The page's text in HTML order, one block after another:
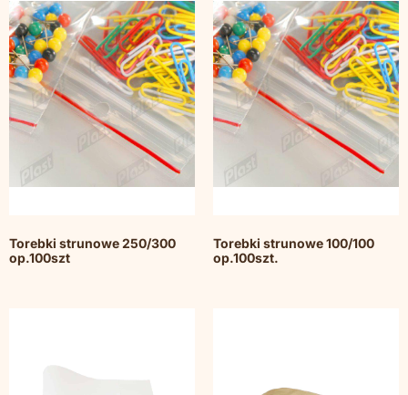
Torebki strunowe 250/300
op.100szt
Torebki strunowe 100/100
op.100szt.